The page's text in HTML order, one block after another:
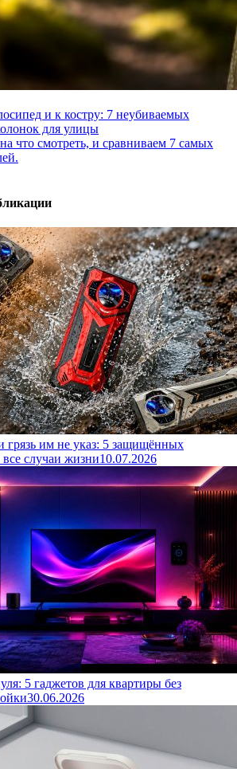
и к костру: 7 неубиваемых
для улицы
что смотреть, и сравниваем 7 самых
грязь им не указ: 5 защищённых
случаи жизни10.07.2026
5 гаджетов для квартиры без
30.06.2026